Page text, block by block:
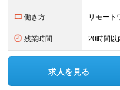
働き方 リモート
残業時間 20時間以
求人を見る